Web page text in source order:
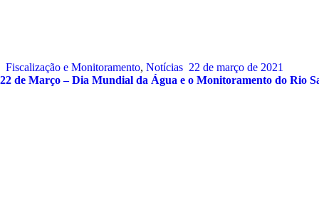
Fiscalização e Monitoramento, Notícias 22 de março de 2021
22 de Março – Dia Mundial da Água e o Monitoramento do Rio